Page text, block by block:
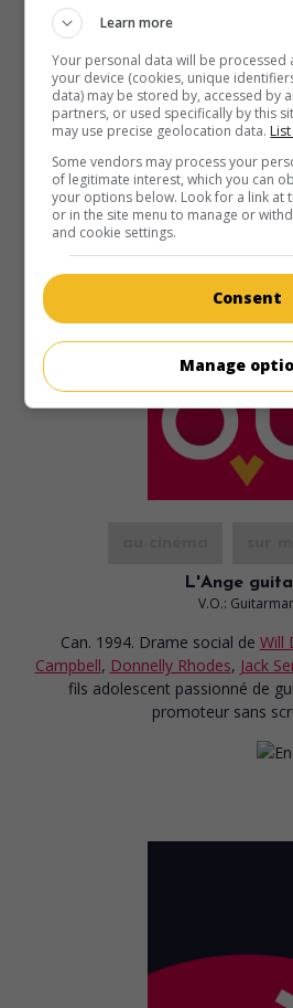
É.-U. 1995. Drame de avec
Rhodes,Linda Dano. Les
femme en instance
Durée: 120 min.
L'Ange
V.O.:
Can. 1994. Drame social de Will
Campbell, Donnelly Rhodes, Jack
fils adolescent passionné de
promoteur sans
Learn more
Your personal data will be
your device (cookies, unique
data) may be stored by, accessed by
partners, or used specifically by this
may use precise geolocation data.
Some vendors may process your
of legitimate interest, which you can
your options below. Look for a link at
or in the site menu to manage or
and cookie settings.
Consent
Manage